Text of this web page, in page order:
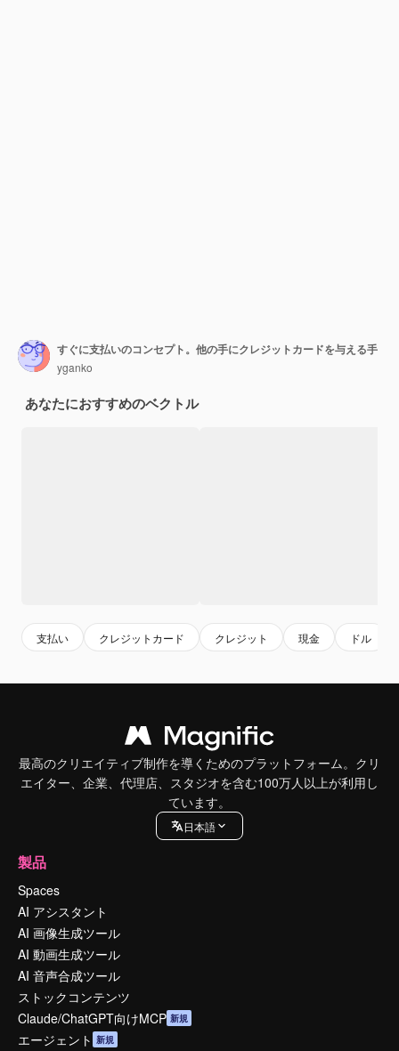
すぐに支払いのコンセプト。他の手にクレジットカードを与える手
yganko
あなたにおすすめのベクトル
支払い クレジットカード クレジット 現金 ドル
最高のクリエイティブ制作を導くためのプラットフォーム。クリ
エイター、企業、代理店、スタジオを含む100万人以上が利用し
ています。
日本語
製品
Spaces
AI アシスタント
AI 画像生成ツール
AI 動画生成ツール
AI 音声合成ツール
ストックコンテンツ
Claude/ChatGPT向けMCP 新規
エージェント 新規